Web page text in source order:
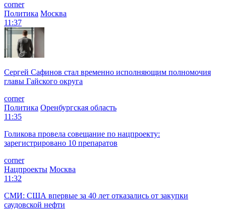
corner
Политика Москва
11:37
Сергей Сафинов стал временно исполняющим полномочия
главы Гайского округа
corner
Политика Оренбургская область
11:35
Голикова провела совещание по нацпроекту:
зарегистрировано 10 препаратов
corner
Нацпроекты Москва
11:32
СМИ: США впервые за 40 лет отказались от закупки
саудовской нефти